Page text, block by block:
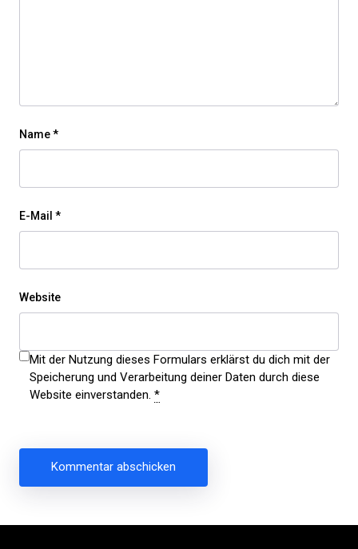
Name*
E-Mail *
Website
Mit der Nutzung dieses Formulars erklärst du dich mit der
Speicherung und Verarbeitung deiner Daten durch diese
Website einverstanden. *